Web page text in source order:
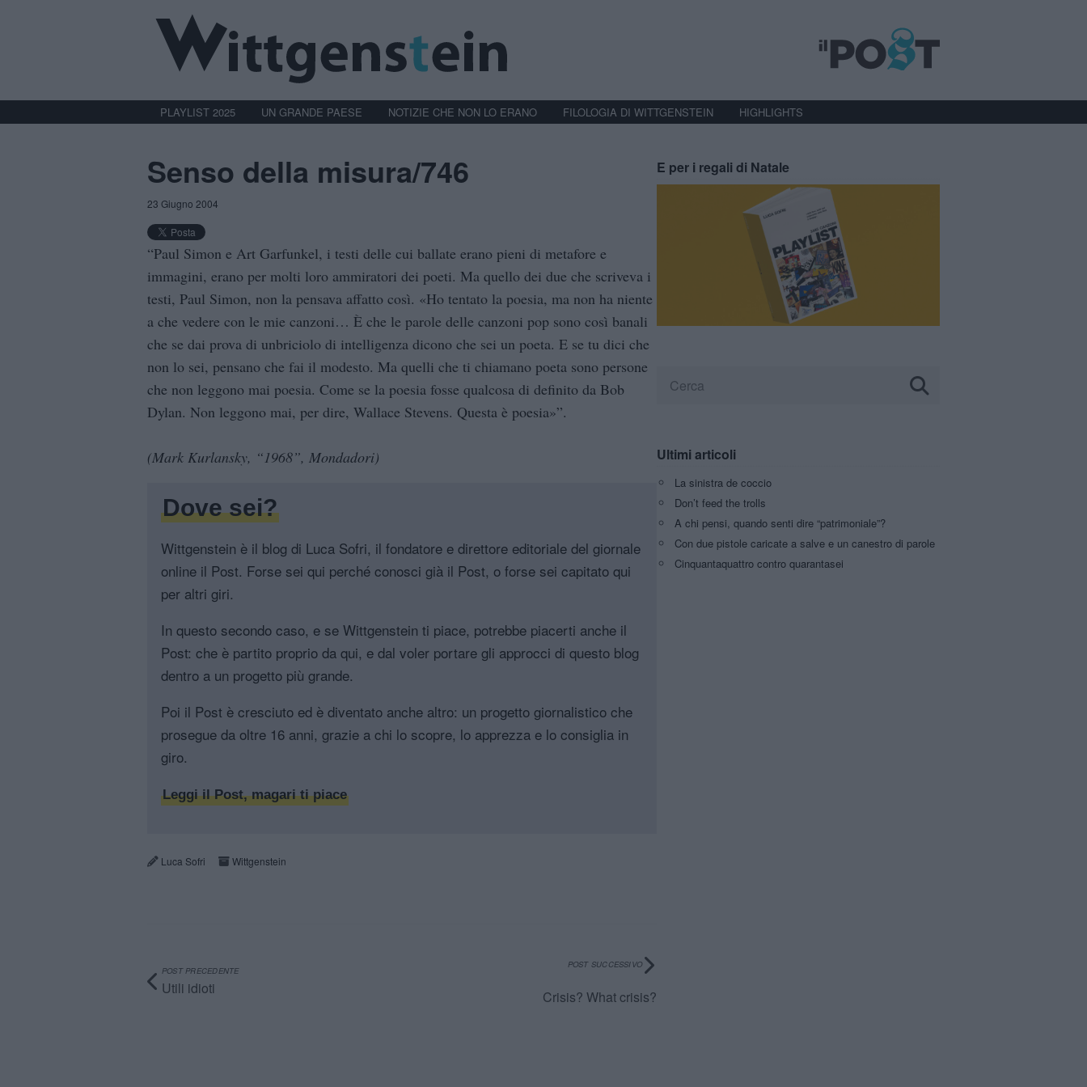
PLAYLIST 2025 UN GRANDE PAESE NOTIZIE CHE NON LO ERANO FILOLOGIA DI WITTGENSTEIN HIGHLIGHTS
Senso della misura/746
23 Giugno 2004
“Paul Simon e Art Garfunkel, i testi delle cui ballate erano pieni di metafore e
immagini, erano per molti loro ammiratori dei poeti. Ma quello dei due che scriveva i
testi, Paul Simon, non la pensava affatto così. «Ho tentato la poesia, ma non ha niente
a che vedere con le mie canzoni… È che le parole delle canzoni pop sono così banali
che se dai prova di unbriciolo di intelligenza dicono che sei un poeta. E se tu dici che
non lo sei, pensano che fai il modesto. Ma quelli che ti chiamano poeta sono persone
che non leggono mai poesia. Come se la poesia fosse qualcosa di definito da Bob
Dylan. Non leggono mai, per dire, Wallace Stevens. Questa è poesia»”.
(Mark Kurlansky, “1968”, Mondadori)
Dove sei?
Wittgenstein è il blog di Luca Sofri, il fondatore e direttore editoriale del giornale
online il Post. Forse sei qui perché conosci già il Post, o forse sei capitato qui
per altri giri.
In questo secondo caso, e se Wittgenstein ti piace, potrebbe piacerti anche il
Post: che è partito proprio da qui, e dal voler portare gli approcci di questo blog
dentro a un progetto più grande.
Poi il Post è cresciuto ed è diventato anche altro: un progetto giornalistico che
prosegue da oltre 16 anni, grazie a chi lo scopre, lo apprezza e lo consiglia in
giro.
Leggi il Post, magari ti piace
Luca Sofri Wittgenstein
POST PRECEDENTE
Utili idioti
POST SUCCESSIVO
Crisis? What crisis?
E per i regali di Natale
Ultimi articoli
La sinistra de coccio
Don’t feed the trolls
A chi pensi, quando senti dire “patrimoniale”?
Con due pistole caricate a salve e un canestro di parole
Cinquantaquattro contro quarantasei